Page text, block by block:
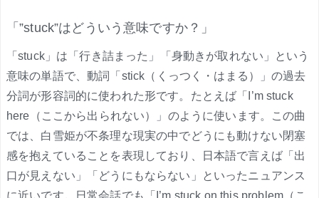
「”stuck”はどういう意味ですか？」
「stuck」は「行き詰まった」「身動きが取れない」という
意味の単語で、動詞「stick（くっつく・はまる）」の過去
分詞が形容詞的に使われた形です。たとえば「I’m stuck
here（ここから出られない）」のように使います。この曲
では、白雪姫が不条理な現実の中でどうにも動けない閉塞
感を抱えていることを表現しており、日本語で言えば「出
口が見えない」「どうにもならない」といったニュアンス
に近いです。日常会話でも「I’m stuck on this problem（こ